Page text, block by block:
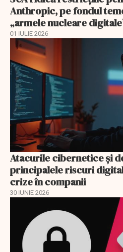
Anthropic, pe fondul
„armele nucleare
01 IULIE 2026
Atacurile cibernetice şi
principalele riscuri
crize în companii
30 IUNIE 2026